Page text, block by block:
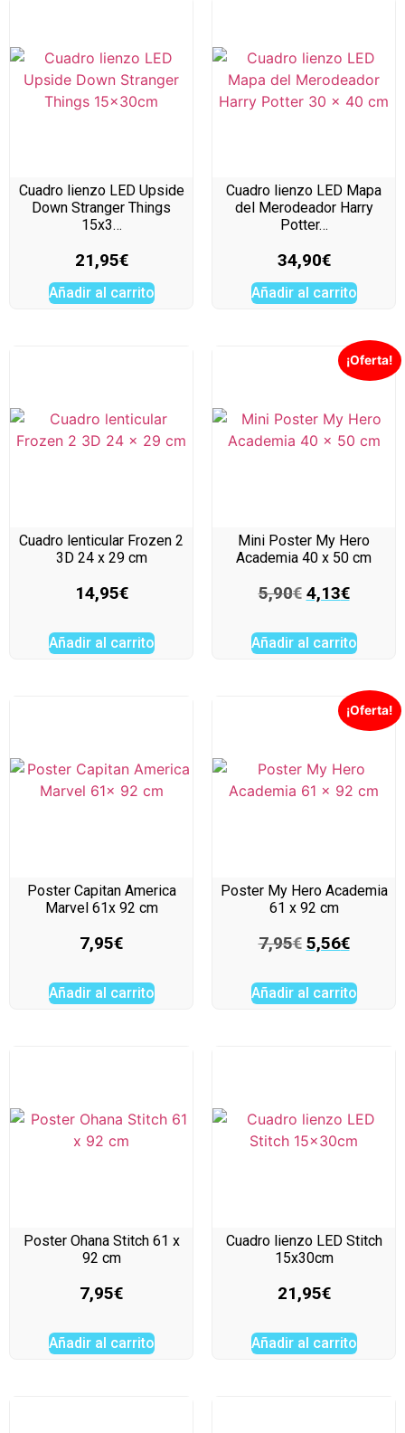
Cuadro lienzo LED Upside
Down Stranger Things
15x3…
21,95€
Añadir al carrito
Cuadro lienzo LED Mapa
del Merodeador Harry
Potter…
34,90€
Añadir al carrito
Cuadro lenticular Frozen 2
3D 24 x 29 cm
14,95€
Añadir al carrito
¡Oferta!
Mini Poster My Hero
Academia 40 x 50 cm
5,90€ 4,13€
Añadir al carrito
Poster Capitan America
Marvel 61x 92 cm
7,95€
Añadir al carrito
¡Oferta!
Poster My Hero Academia
61 x 92 cm
7,95€ 5,56€
Añadir al carrito
Poster Ohana Stitch 61 x
92 cm
7,95€
Añadir al carrito
Cuadro lienzo LED Stitch
15x30cm
21,95€
Añadir al carrito